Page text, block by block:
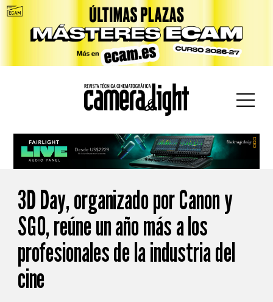
3D Day, organizado por Canon y
SGO, reúne un año más a los
profesionales de la industria del
cine